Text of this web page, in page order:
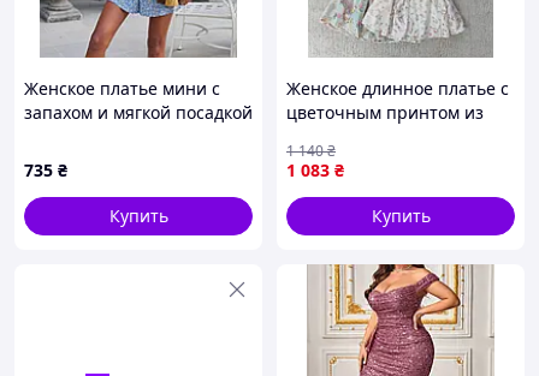
Женское платье мини с
запахом и мягкой посадкой
735 ₴
Купить
Женское длинное платье с
цветочным принтом из
бретелях SH 2403
1 083 ₴
1 140₴
Купить